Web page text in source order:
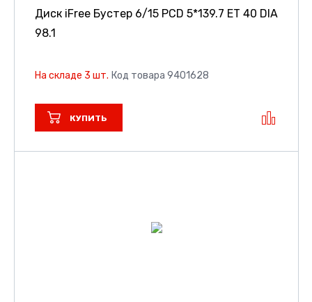
Диск iFree Бустер 6/15 PCD 5*139.7 ET 40 DIA
98.1
На складе 3 шт. Код товара 9401628
КУПИТЬ